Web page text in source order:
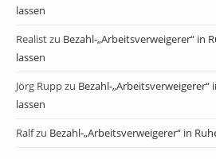
lassen
Realistzu Bezahl-„Arbeitsverweigerer“ in
lassen
Jörg Ruppzu Bezahl-
lassen
Ralfzu Bezahl-„Arbeitsverweigerer“ in